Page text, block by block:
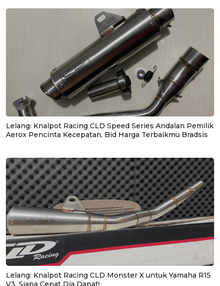
Lelang: Knalpot Racing CLD Speed Series Andalan Pemilik
Aerox Pencinta Kecepatan, Bid Harga Terbaikmu Bradsis
Lelang: Knalpot Racing CLD Monster X untuk Yamaha R15
V3, Siapa Cepat Dia Dapat!